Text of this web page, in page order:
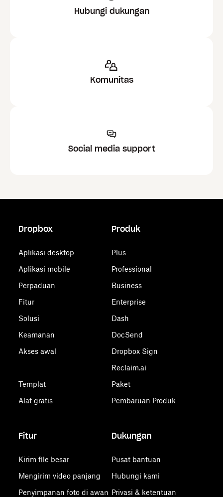
Hubungi dukungan
Komunitas
Social media support
Dropbox
Aplikasi desktop
Aplikasi mobile
Perpaduan
Fitur
Solusi
Keamanan
Akses awal
Templat
Alat gratis
Produk
Plus
Professional
Business
Enterprise
Dash
DocSend
Dropbox Sign
Reclaim.ai
Paket
Pembaruan Produk
Fitur
Kirim file besar
Mengirim video panjang
Penyimpanan foto di awan
Dukungan
Pusat bantuan
Hubungi kami
Privasi & ketentuan